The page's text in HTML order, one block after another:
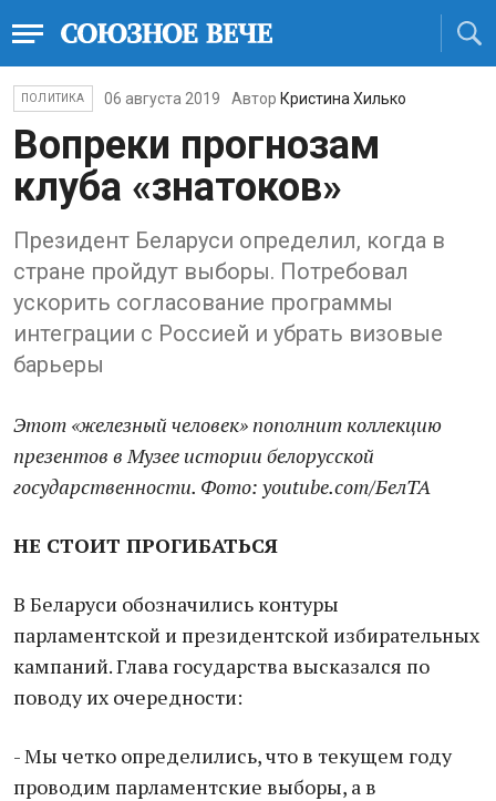
ПОЛИТИКА 06 августа 2019 Автор Кристина Хилько
Вопреки прогнозам
клуба «знатоков»
Президент Беларуси определил, когда в
стране пройдут выборы. Потребовал
ускорить согласование программы
интеграции с Россией и убрать визовые
барьеры
Этот «железный человек» пополнит коллекцию
презентов в Музее истории белорусской
государственности. Фото: youtube.com/БелТА
НЕ СТОИТ ПРОГИБАТЬСЯ
В Беларуси обозначились контуры
парламентской и президентской избирательных
кампаний. Глава государства высказался по
поводу их очередности:
- Мы четко определились, что в текущем году
проводим парламентские выборы, а в